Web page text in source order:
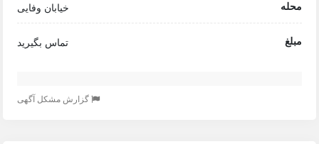
محله خیابان وفایی
مبلغ تماس بگیرید
گزارش مشکل آگهی